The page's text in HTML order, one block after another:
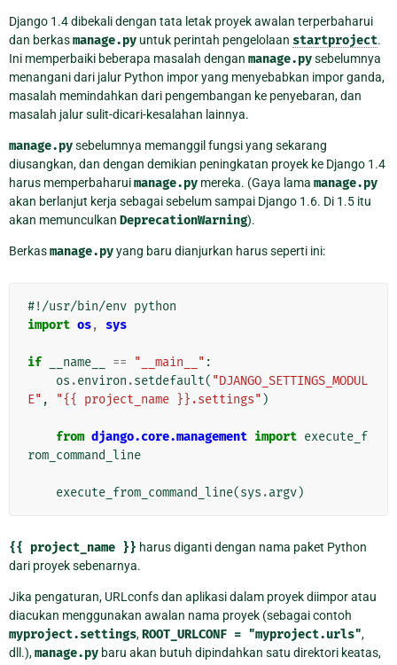
Django 1.4 dibekali dengan tata letak proyek awalan terperbaharui
dan berkasmanage.py untuk perintah pengelolaan startproject.
Ini memperbaiki beberapa masalah dengan manage.pysebelumnya
menangani dari jalur Python impor yang menyebabkan impor ganda,
masalah memindahkan dari pengembangan ke penyebaran, dan
masalah jalur sulit-dicari-kesalahan lainnya.
manage.pysebelumnya memanggil fungsi yang sekarang
diusangkan, dan dengan demikian peningkatan proyek ke Django 1.4
harus memperbaharuimanage.py mereka. (Gaya lama manage.py
akan berlanjut kerja sebagai sebelum sampai Django 1.6. Di 1.5 itu
akan memunculkan DeprecationWarning).
Berkasmanage.pyyang baru dianjurkan harus seperti ini:
#!/usr/bin/env python
import os, sys
if __name__ == "__main__" :
os .environ .setdefault( "DJANGO_SETTINGS_MODUL
E" , "{{ project_name }}.settings" )
from django.core.management import execute_f
rom_command_line
execute_from_command_line(sys .argv)
{{ project_name }} harus diganti dengan nama paket Python
dari proyek sebenarnya.
Jika pengaturan, URLconfs dan aplikasi dalam proyek diimpor atau
diacukan menggunakan awalan nama proyek (sebagai contoh
myproject.settings,ROOT_URLCONF = "myproject.urls",
dll.),manage.py baru akan butuh dipindahkan satu direktori keatas,